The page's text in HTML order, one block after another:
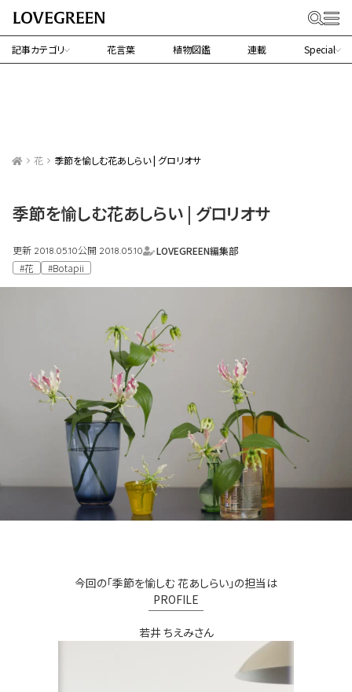
記事カテゴリ 花言葉 植物図鑑 連載 Special
花 季節を愉しむ花あしらい | グロリオサ
季節を愉しむ花あしらい | グロリオサ
更新 2018.05.10公開 2018.05.10
LOVEGREEN編集部
#花
#Botapii
今回の「季節を愉しむ 花あしらい」の担当は
PROFILE
￣￣￣￣￣
若井 ちえみさん